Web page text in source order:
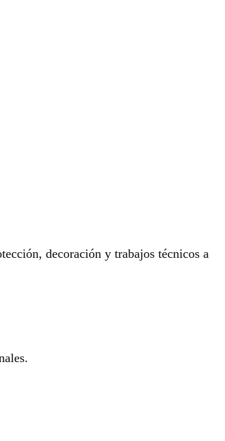
decoración y trabajos técnicos a